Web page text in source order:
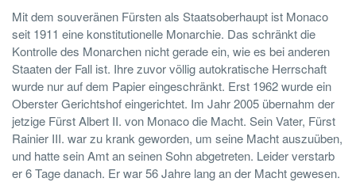
Mit dem souveränen Fürsten als Staatsoberhaupt ist Monaco
seit 1911 eine konstitutionelle Monarchie. Das schränkt die
Kontrolle des Monarchen nicht gerade ein, wie es bei anderen
Staaten der Fall ist. Ihre zuvor völlig autokratische Herrschaft
wurde nur auf dem Papier eingeschränkt. Erst 1962 wurde ein
Oberster Gerichtshof eingerichtet. Im Jahr 2005 übernahm der
jetzige Fürst Albert II. von Monaco die Macht. Sein Vater, Fürst
Rainier III. war zu krank geworden, um seine Macht auszuüben,
und hatte sein Amt an seinen Sohn abgetreten. Leider verstarb
er 6 Tage danach. Er war 56 Jahre lang an der Macht gewesen.